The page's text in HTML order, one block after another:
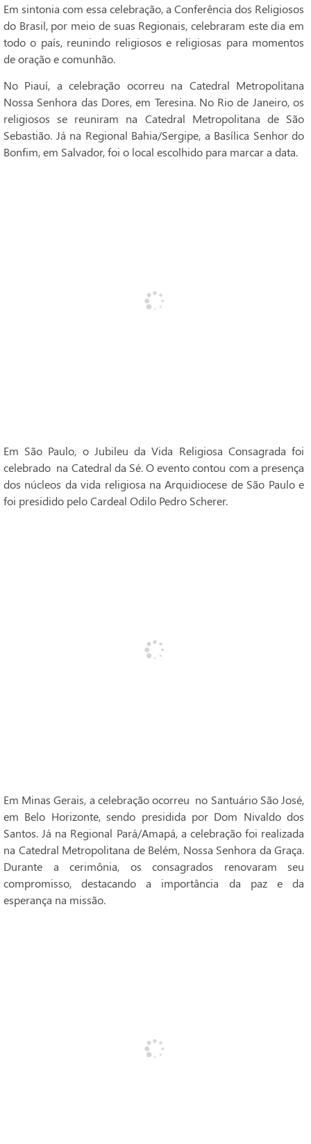
Em sintonia com essa celebração, a Conferência dos Religiosos
do Brasil, por meio de suas Regionais, celebraram este dia em
todo o país, reunindo religiosos e religiosas para momentos
de oração e comunhão.
No Piauí, a celebração ocorreu na Catedral Metropolitana
Nossa Senhora das Dores, em Teresina. No Rio de Janeiro, os
religiosos se reuniram na Catedral Metropolitana de São
Sebastião. Já na Regional Bahia/Sergipe, a Basílica Senhor do
Bonfim, em Salvador, foi o local escolhido para marcar a data.
Em São Paulo, o Jubileu da Vida Religiosa Consagrada foi
celebrado na Catedral da Sé. O evento contou com a presença
dos núcleos da vida religiosa na Arquidiocese de São Paulo e
foi presidido pelo Cardeal Odilo Pedro Scherer.
Em Minas Gerais, a celebração ocorreu no Santuário São José,
em Belo Horizonte, sendo presidida por Dom Nivaldo dos
Santos. Já na Regional Pará/Amapá, a celebração foi realizada
na Catedral Metropolitana de Belém, Nossa Senhora da Graça.
Durante a cerimônia, os consagrados renovaram seu
compromisso, destacando a importância da paz e da
esperança na missão.